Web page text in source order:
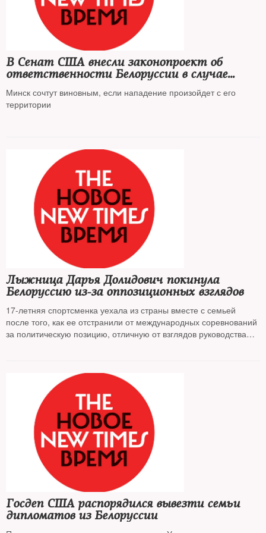
В Сенат США внесли законопроект об
ответственности Белоруссии в случае
вторжения России в Украину
Минск сочтут виновным, если нападение произойдет с его
территории
Лыжница Дарья Долидович покинула
Белоруссию из-за оппозиционных взглядов
17-летняя спортсменка уехала из страны вместе с семьей
после того, как ее отстранили от международных соревнований
за политическую позицию, отличную от взглядов руководства
Госдеп США распорядился вывезти семьи
дипломатов из Белоруссии